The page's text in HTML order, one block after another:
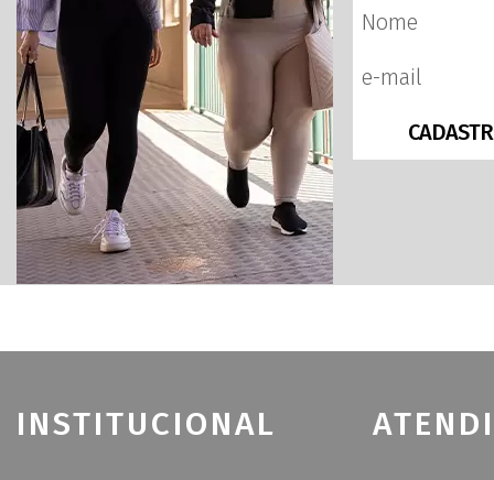
INSTITUCIONAL